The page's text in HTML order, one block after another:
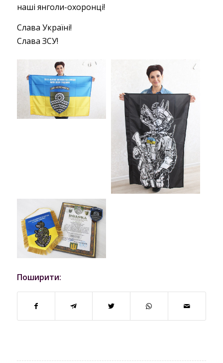
наші янголи-охоронці!
Слава Україні!
Слава ЗСУ!
Поширити: